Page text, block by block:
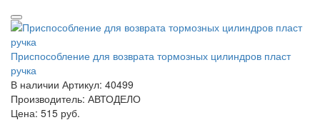
Приспособление для возврата тормозных цилиндров пласт
ручка
В наличии Артикул: 40499
Производитель: АВТОДЕЛО
Цена: 515 руб.